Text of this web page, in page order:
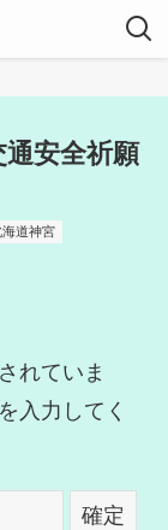
安全祈願
海道神宮
れていま
入力してく